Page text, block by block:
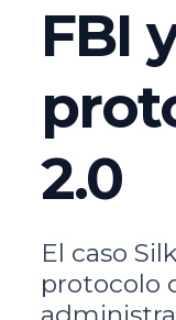
FBI
2.0
El caso
protocolo